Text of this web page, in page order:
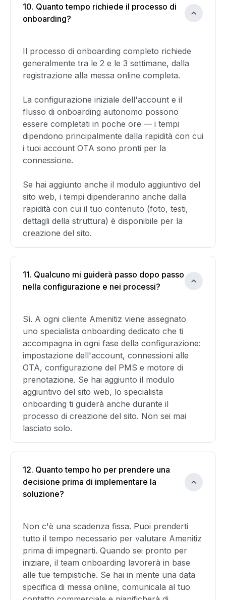
10. Quanto tempo richiede il processo di
onboarding?
Il processo di onboarding completo richiede
generalmente tra le 2 e le 3 settimane, dalla
registrazione alla messa online completa.
La configurazione iniziale dell'account e il
flusso di onboarding autonomo possono
essere completati in poche ore — i tempi
dipendono principalmente dalla rapidità con cui
i tuoi account OTA sono pronti per la
connessione.
Se hai aggiunto anche il modulo aggiuntivo del
sito web, i tempi dipenderanno anche dalla
rapidità con cui il tuo contenuto (foto, testi,
dettagli della struttura) è disponibile per la
creazione del sito.
11. Qualcuno mi guiderà passo dopo passo
nella configurazione e nei processi?
Sì. A ogni cliente Amenitiz viene assegnato
uno specialista onboarding dedicato che ti
accompagna in ogni fase della configurazione:
impostazione dell'account, connessioni alle
OTA, configurazione del PMS e motore di
prenotazione. Se hai aggiunto il modulo
aggiuntivo del sito web, lo specialista
onboarding ti guiderà anche durante il
processo di creazione del sito. Non sei mai
lasciato solo.
12. Quanto tempo ho per prendere una
decisione prima di implementare la
soluzione?
Non c'è una scadenza fissa. Puoi prenderti
tutto il tempo necessario per valutare Amenitiz
prima di impegnarti. Quando sei pronto per
iniziare, il team onboarding lavorerà in base
alle tue tempistiche. Se hai in mente una data
specifica di messa online, comunicala al tuo